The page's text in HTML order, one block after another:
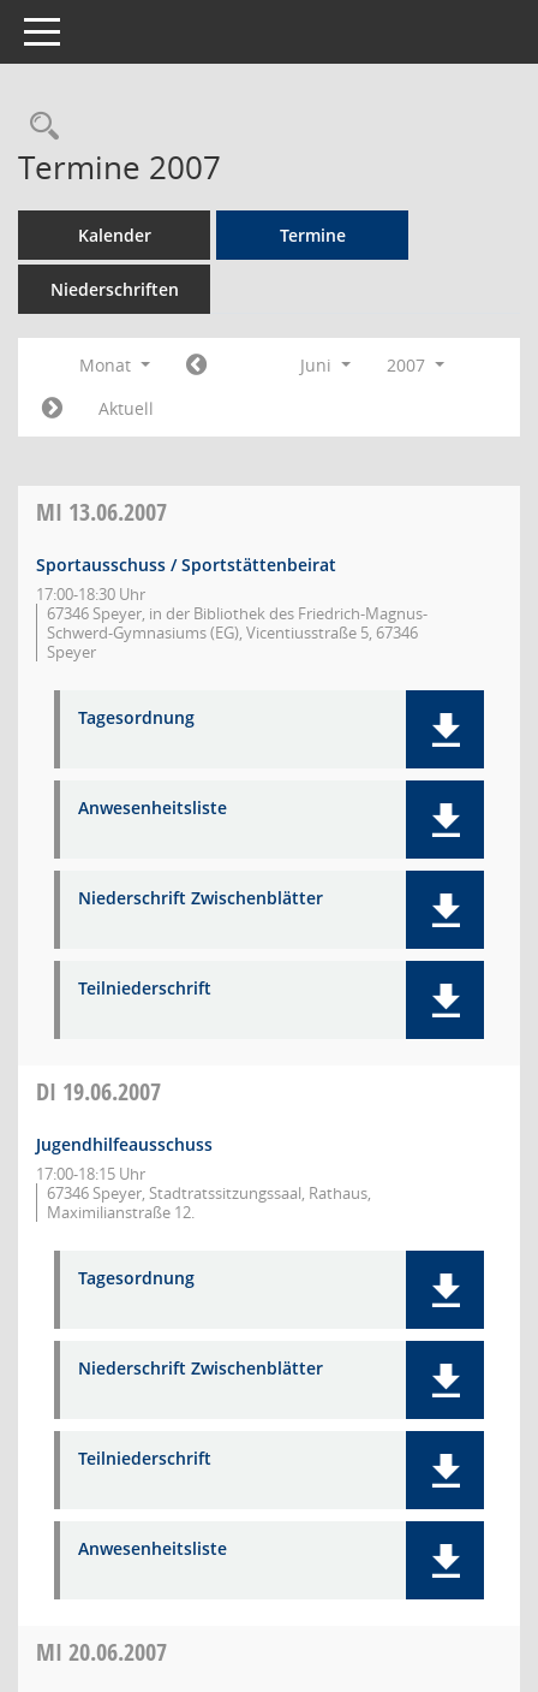
Toggle navigation
Rechercheauswahl
Termine 2007
Kalender Termine
Niederschriften
Monat Juni
2007
Aktuell
MI 13.06.2007
Sportausschuss / Sportstättenbeirat
17:00-18:30 Uhr
67346 Speyer, in der Bibliothek des Friedrich-Magnus-
Schwerd-Gymnasiums (EG), Vicentiusstraße 5, 67346
Speyer
Tagesordnung
Anwesenheitsliste
Niederschrift Zwischenblätter
Teilniederschrift
DI 19.06.2007
Jugendhilfeausschuss
17:00-18:15 Uhr
67346 Speyer, Stadtratssitzungssaal, Rathaus,
Maximilianstraße 12.
Tagesordnung
Niederschrift Zwischenblätter
Teilniederschrift
Anwesenheitsliste
MI 20.06.2007